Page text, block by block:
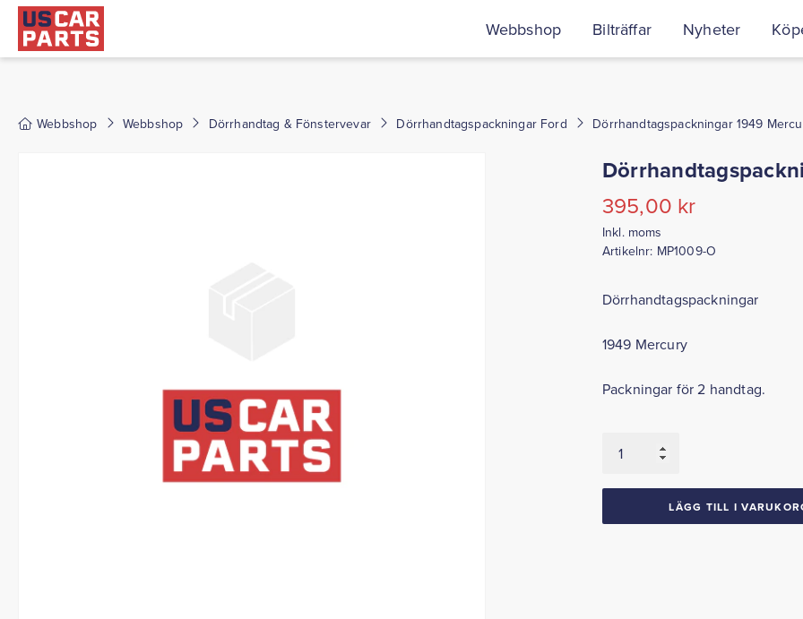
Webbshop Bilträffar Nyheter
Webbshop Webbshop Dörrhandtag & Fönstervevar Dörrhandtagspackningar Ford Dörrhandtagspackningar 1949
395,00 kr
Inkl. moms
Artikelnr: MP1009-O
Dörrhandtagspackningar
1949 Mercury
Packningar för 2 handtag.
1949
LÄGG TILL I